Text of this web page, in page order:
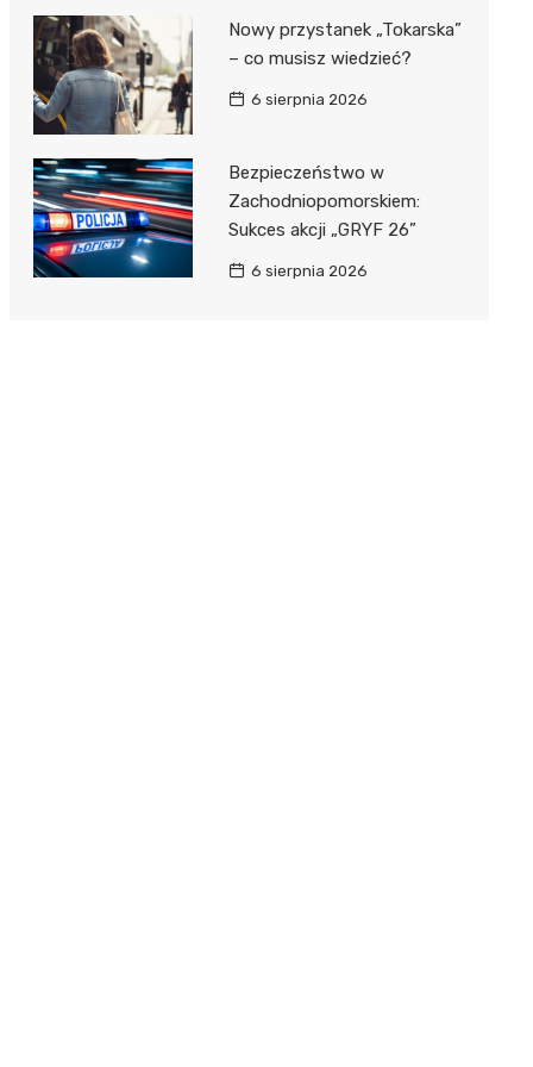
Nowy przystanek „Tokarska”
– co musisz wiedzieć?
6 sierpnia 2026
Bezpieczeństwo w
Zachodniopomorskiem:
Sukces akcji „GRYF 26”
6 sierpnia 2026